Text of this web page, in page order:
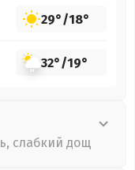
29°/18°
32°/19°
слабкий дощ